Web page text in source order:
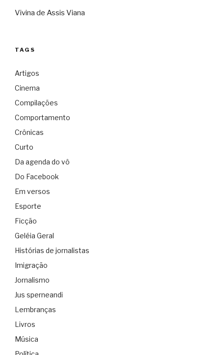
Vivina de Assis Viana
TAGS
Artigos
Cinema
Compilações
Comportamento
Crônicas
Curto
Da agenda do vô
Do Facebook
Em versos
Esporte
Ficção
Geléia Geral
Histórias de jornalistas
Imigração
Jornalismo
Jus sperneandi
Lembranças
Livros
Música